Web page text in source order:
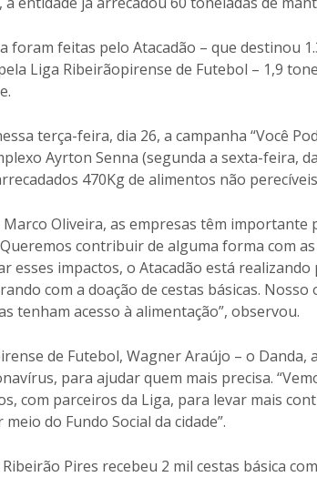
foram feitas pelo Atacadão – que destinou
Liga Ribeirãopirense de Futebol – 1,9
terça-feira, dia 26, a campanha “Você
Ayrton Senna (segunda a sexta-feira,
470Kg de alimentos não
Oliveira, as empresas têm importante
contribuir de alguma forma com
esses impactos, o Atacadão está realizando
com a doação de cestas básicas.
tenham acesso à alimentação”, observou.
de Futebol, Wagner Araújo – o Danda,
para ajudar quem mais precisa.
com parceiros da Liga, para levar mais
do Fundo Social da cidade”.
Pires recebeu 2 mil cestas básica